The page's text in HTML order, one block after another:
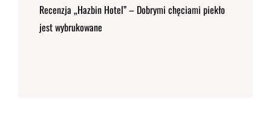
Recenzja „Hazbin Hotel” – Dobrymi chęciami piekło
jest wybrukowane